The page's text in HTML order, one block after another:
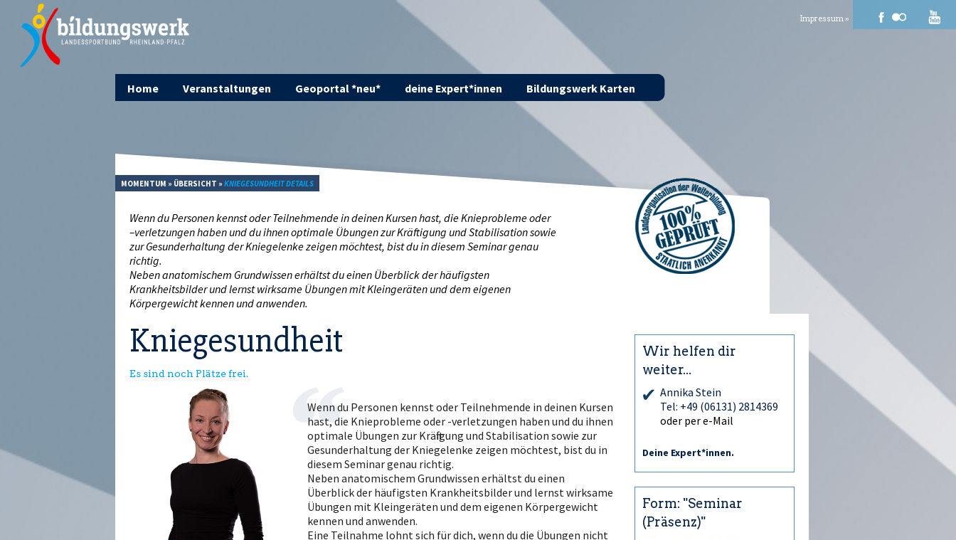
Home Veranstaltungen Geoportal *neu* deine Expert*innen Bildungswerk Karten
Impressum »
MOMENTUM » ÜBERSICHT » KNIEGESUNDHEIT DETAILS
Wenn du Personen kennst oder Teilnehmende in deinen Kursen hast, die Knieprobleme oder
–verletzungen haben und du ihnen optimale Übungen zur Kräftigung und Stabilisation sowie
zur Gesunderhaltung der Kniegelenke zeigen möchtest, bist du in diesem Seminar genau
richtig.
Neben anatomischem Grundwissen erhältst du einen Überblick der häufigsten
Krankheitsbilder und lernst wirksame Übungen mit Kleingeräten und dem eigenen
Körpergewicht kennen und anwenden.
Kniegesundheit
Es sind noch Plätze frei.
Wenn du Personen kennst oder Teilnehmende in deinen Kursen
hast, die Knieprobleme oder -verletzungen haben und du ihnen
optimale Übungen zur Kräftigung und Stabilisation sowie zur
Gesunderhaltung der Kniegelenke zeigen möchtest, bist du in
diesem Seminar genau richtig.
Neben anatomischem Grundwissen erhältst du einen
Überblick der häufigsten Krankheitsbilder und lernst wirksame
Übungen mit Kleingeräten und dem eigenen Körpergewicht
kennen und anwenden.
Eine Teilnahme lohnt sich für dich, wenn du die Übungen nicht
Wir helfen dir
weiter...
Annika Stein
Tel: +49 (06131) 2814369
oder per e-Mail
Deine Expert*innen.
Form: "Seminar
(Präsenz)"